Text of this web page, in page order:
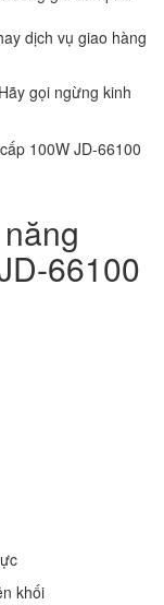
dịch vụ giao hàng
gọi ngừng kinh
66100
khối